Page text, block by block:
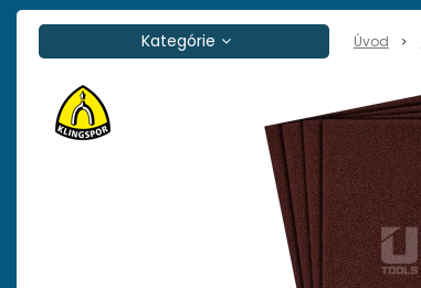
Úvod
Kategórie